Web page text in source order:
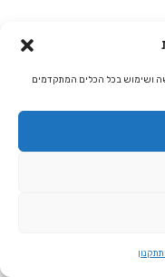
ושימוש בכל הכלים המתקדמים
תקנון